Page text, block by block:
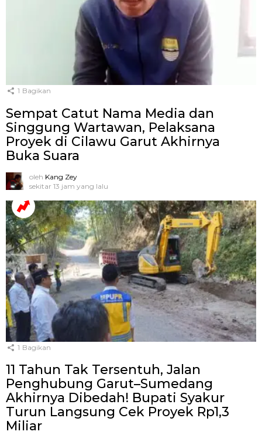
1 Bagikan
Sempat Catut Nama Media dan
Singgung Wartawan, Pelaksana
Proyek di Cilawu Garut Akhirnya
Buka Suara
oleh Kang Zey
sekitar 13 jam yang lalu
1 Bagikan
11 Tahun Tak Tersentuh, Jalan
Penghubung Garut–Sumedang
Akhirnya Dibedah! Bupati Syakur
Turun Langsung Cek Proyek Rp1,3
Miliar